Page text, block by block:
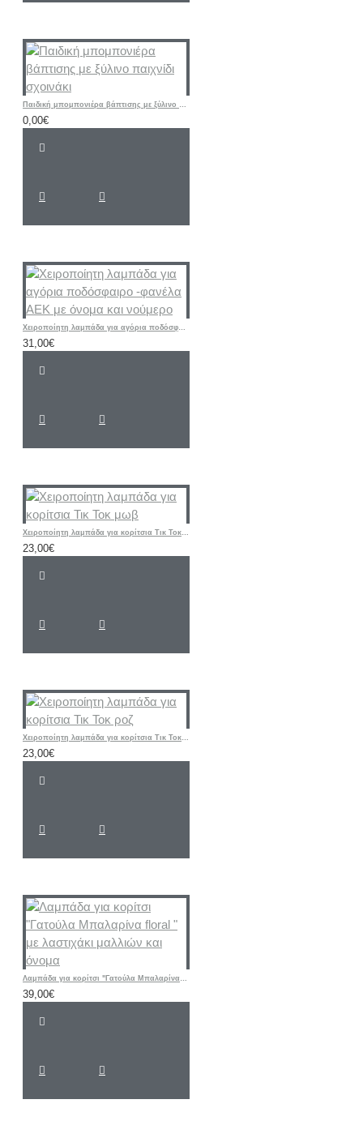
Παιδική μπομπονιέρα βάπτισης με ξύλινο παιχνίδι σχοινάκι
0,00€
Χειροποίητη λαμπάδα για αγόρια ποδόσφαιρο -φανέλα ΑΕΚ με όνομα και νούμερο
31,00€
Χειροποίητη λαμπάδα για κορίτσια Τικ Τοκ μωβ
23,00€
Χειροποίητη λαμπάδα για κορίτσια Τικ Τοκ ροζ
23,00€
Λαμπάδα για κορίτσι "Γατούλα Μπαλαρίνα floral " με λαστιχάκι μαλλιών και όνομα
39,00€